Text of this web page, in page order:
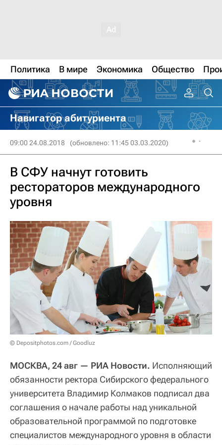
Политика В мире Экономика Общество
Навигатор абитуриента
09:00 24.08.2018 (обновлено: 11:45 03.03.2020)
В СФУ начнут готовить
рестораторов международного
уровня
© Depositphotos.com / Goodluz
МОСКВА, 24 авг — РИА Новости. Исполняющий
обязанности ректора Сибирского федерального
университета Владимир Колмаков подписал два
соглашения о начале работы над уникальной
образовательной программой по подготовке
специалистов международного уровня в области